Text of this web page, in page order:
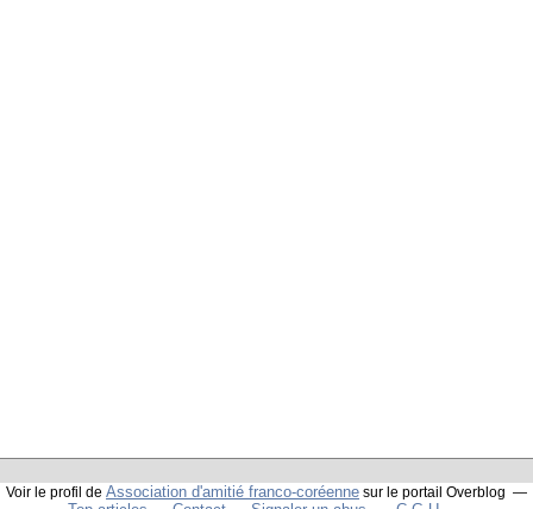
Voir le profil de Association d'amitié franco-coréenne sur le portail Overblog